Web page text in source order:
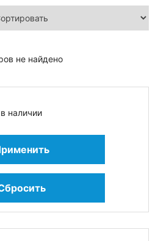
наличии
не найдено